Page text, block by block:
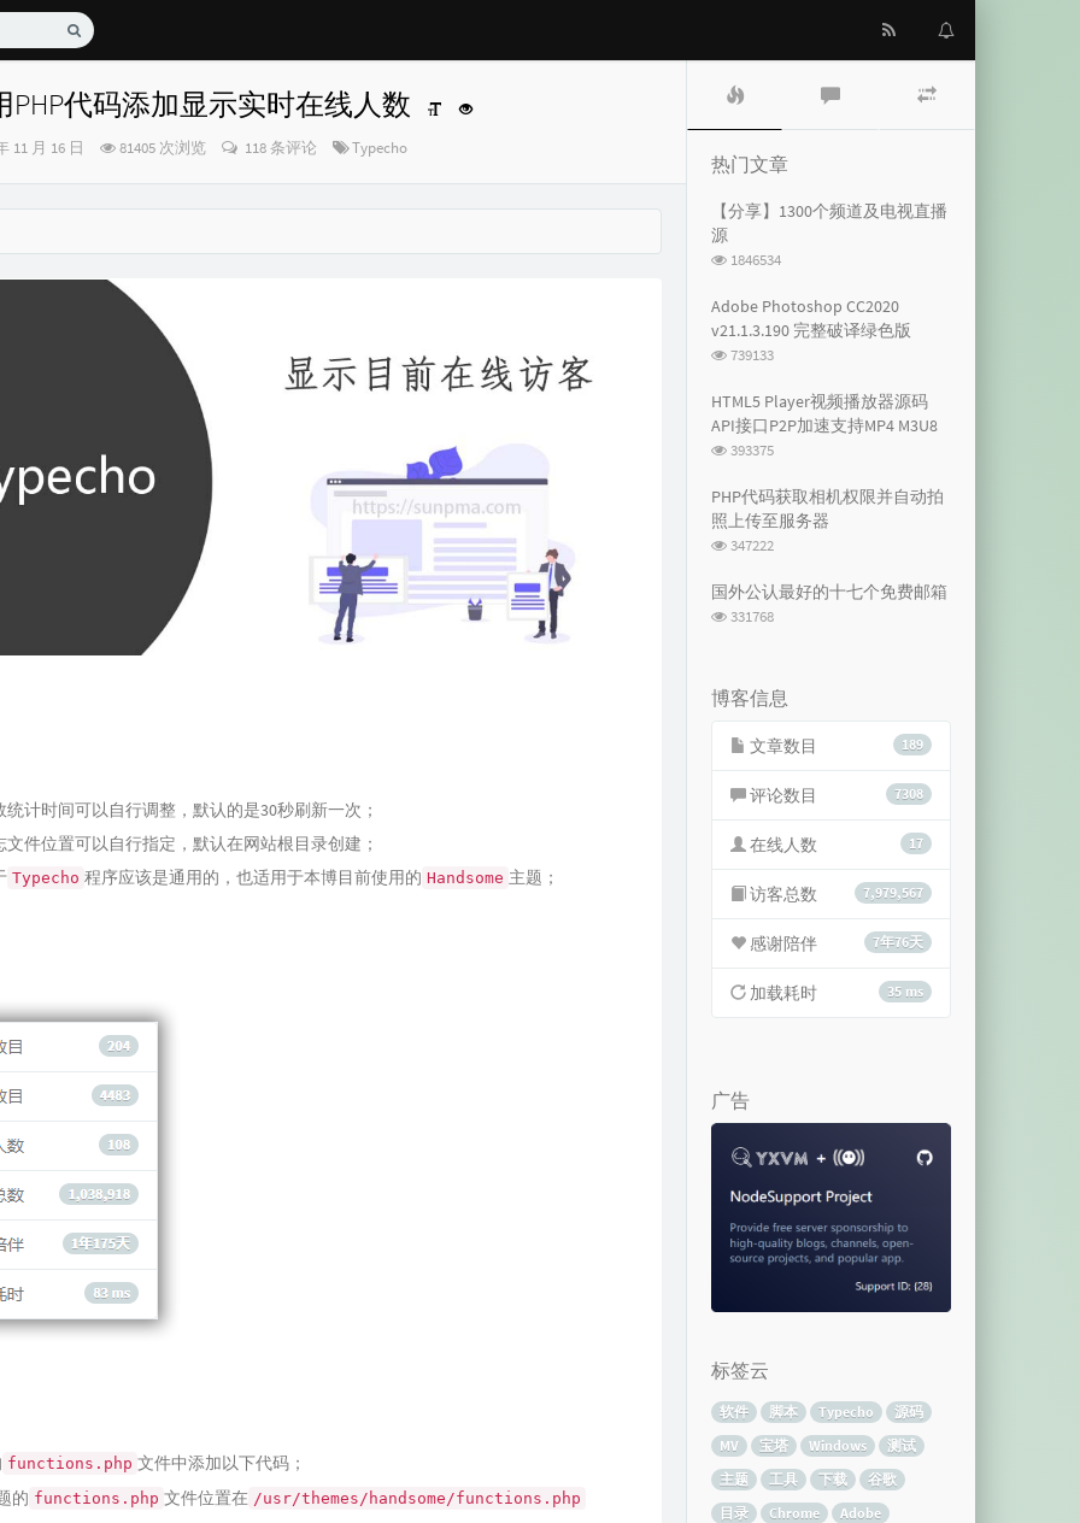
PHP代码添加显示实时在线人数
11 月 16 日 81405 次浏览 118 条评论
分
Typecho
统计时间可以自行调整，默认的是30秒刷新一次；
文件位置可以自行指定，默认在网站根目录创建；
Typecho 程序应该是通用的，也适用于本博目前使用的 Handsome 主题；
functions.php 文件中添加以下代码；
的 functions.php 文件位置在 /usr/themes/handsome/functions.php
文
章
评
文
热门文章
【分享】1300个频道及电视直播
源
浏
次
数:
1846534
Adobe Photoshop CC2020
v21.1.3.190 完整破译绿色版
浏
次
数:
739133
HTML5 Player视频播放器源码
API接口P2P加速支持MP4 M3U8
浏
次
数:
393375
PHP代码获取相机权限并自动拍
照上传至服务器
浏
次
数:
347222
国外公认最好的十七个免费邮箱
浏
331768
博客信息
189
文章数目
7308
评论数目
17
在线人数
7,979,567
访客总数
7年76天
感谢陪伴
35 ms
加载耗时
广告
标签云
软件 脚本 Typecho
源码
MV
宝塔 Windows
测试
主题
工具 下载
谷歌
目录
Chrome
Adobe